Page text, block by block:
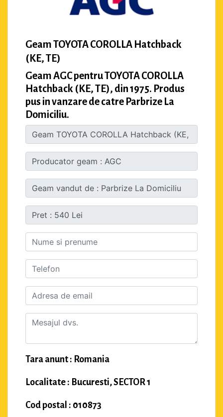
Geam TOYOTA COROLLA Hatchback
(KE, TE)
Geam AGC pentru TOYOTA COROLLA
Hatchback (KE, TE), din 1975. Produs
pus in vanzare de catre Parbrize La
Domiciliu.
Tara anunt : Romania
Localitate : Bucuresti, SECTOR 1
Cod postal : 010873